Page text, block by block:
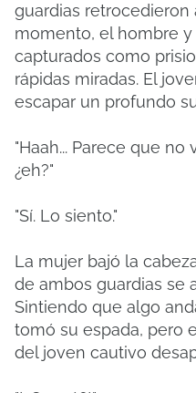
guardias retrocedieron
momento, el hombre
capturados como
rápidas miradas. El
escapar un profundo
"Haah... Parece que no
¿eh?"
"Sí. Lo siento."
La mujer bajó la
de ambos guardias se
Sintiendo que algo
tomó su espada, pero
del joven cautivo